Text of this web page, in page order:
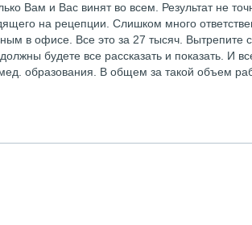
Вам и Вас винят во всем. Результат не
на рецепции. Слишком много
в офисе. Все это за 27 тысяч.
будете все рассказать и показать. И
образования. В общем за такой объем